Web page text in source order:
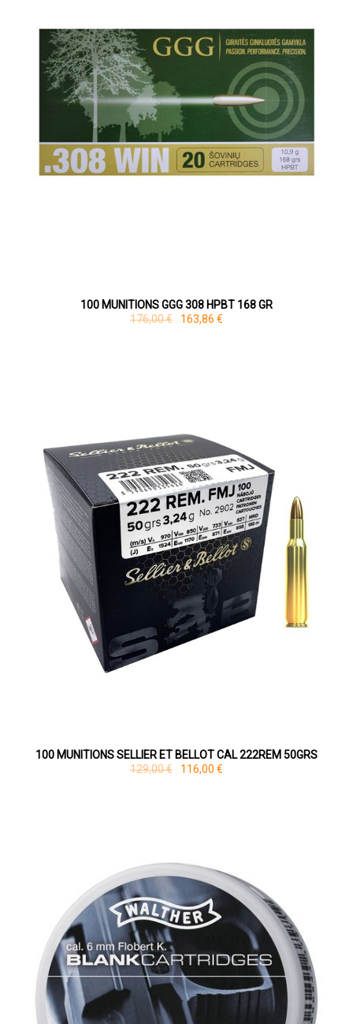
100 MUNITIONS GGG 308 HPBT 168 GR
176,00 €
163,86 €
100 MUNITIONS SELLIER ET BELLOT CAL 222REM 50GRS
129,00 €
116,00 €